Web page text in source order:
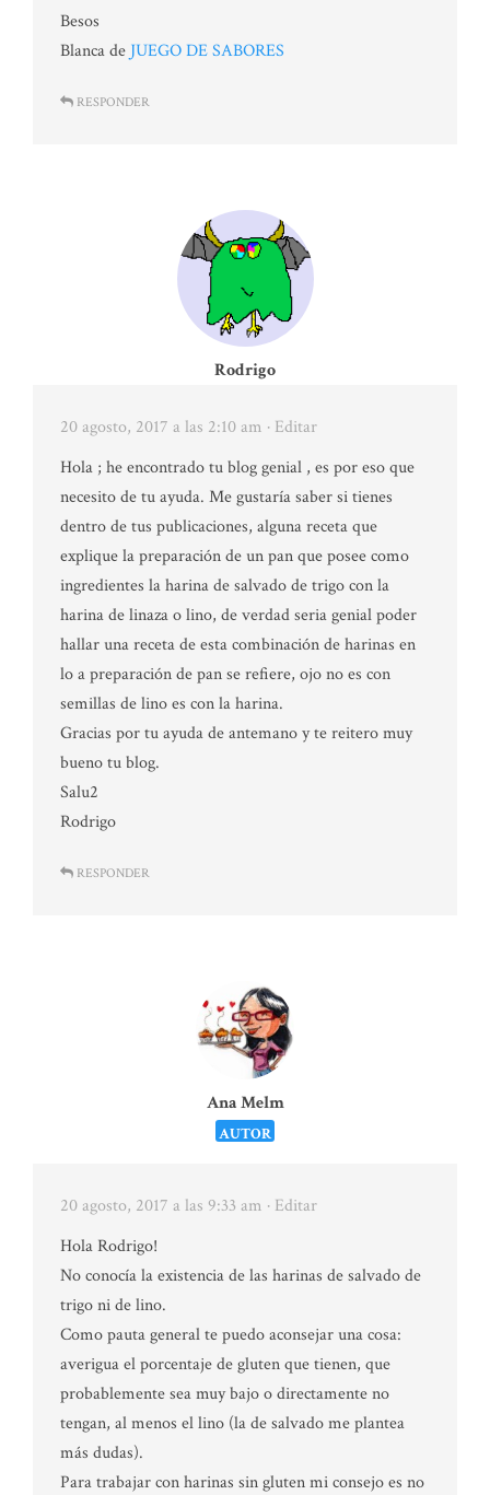
Besos
Blanca de JUEGO DE SABORES
RESPONDER
Rodrigo
20 agosto, 2017 a las 2:10 am · Editar
Hola ; he encontrado tu blog genial , es por eso que
necesito de tu ayuda. Me gustaría saber si tienes
dentro de tus publicaciones, alguna receta que
explique la preparación de un pan que posee como
ingredientes la harina de salvado de trigo con la
harina de linaza o lino, de verdad seria genial poder
hallar una receta de esta combinación de harinas en
lo a preparación de pan se refiere, ojo no es con
semillas de lino es con la harina.
Gracias por tu ayuda de antemano y te reitero muy
bueno tu blog.
Salu2
Rodrigo
RESPONDER
Ana Melm
AUTOR
20 agosto, 2017 a las 9:33 am · Editar
Hola Rodrigo!
No conocía la existencia de las harinas de salvado de
trigo ni de lino.
Como pauta general te puedo aconsejar una cosa:
averigua el porcentaje de gluten que tienen, que
probablemente sea muy bajo o directamente no
tengan, al menos el lino (la de salvado me plantea
más dudas).
Para trabajar con harinas sin gluten mi consejo es no